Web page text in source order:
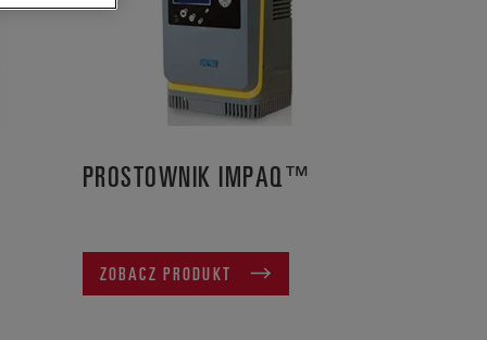
PROSTOWNIK IMPAQ™
ZOBACZ PRODUKT